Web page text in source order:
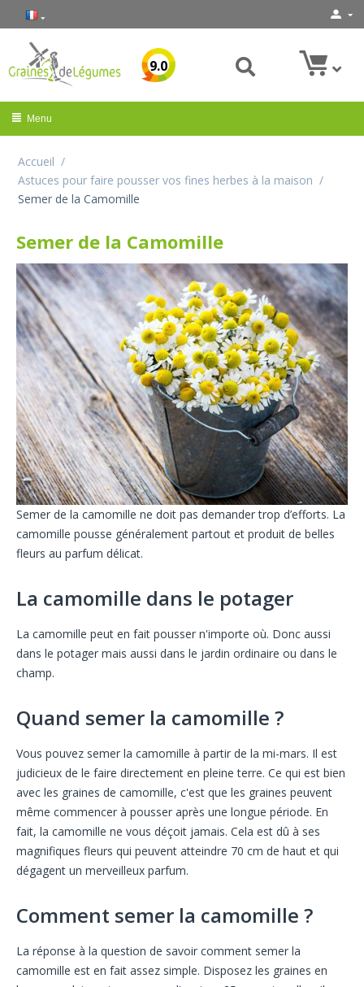
9.0
Menu
Accueil /
Astuces pour faire pousser vos fines herbes à la maison /
Semer de la Camomille
Semer de la Camomille
Semer de la camomille ne doit pas demander trop d’efforts. La
camomille pousse généralement partout et produit de belles
fleurs au parfum délicat.
La camomille dans le potager
La camomille peut en fait pousser n'importe où. Donc aussi
dans le potager mais aussi dans le jardin ordinaire ou dans le
champ.
Quand semer la camomille ?
Vous pouvez semer la camomille à partir de la mi-mars. Il est
judicieux de le faire directement en pleine terre. Ce qui est bien
avec les graines de camomille, c'est que les graines peuvent
même commencer à pousser après une longue période. En
fait, la camomille ne vous déçoit jamais. Cela est dû à ses
magnifiques fleurs qui peuvent atteindre 70 cm de haut et qui
dégagent un merveilleux parfum.
Comment semer la camomille ?
La réponse à la question de savoir comment semer la
camomille est en fait assez simple. Disposez les graines en